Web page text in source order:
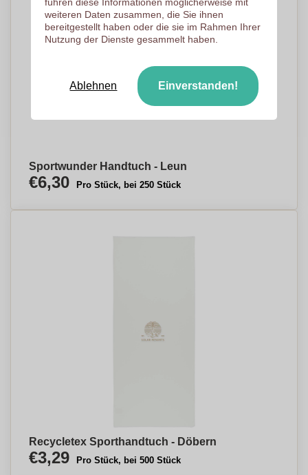
Sportwunder Handtuch - Leun
€6,30 Pro Stück, bei 250 Stück
Recycletex Sporthandtuch - Döbern
€3,29 Pro Stück, bei 500 Stück
weiteren Daten zusammen, die Sie ihnen
bereitgestellt haben oder die sie im Rahmen Ihrer
Nutzung der Dienste gesammelt haben.
Ablehnen Einverstanden!